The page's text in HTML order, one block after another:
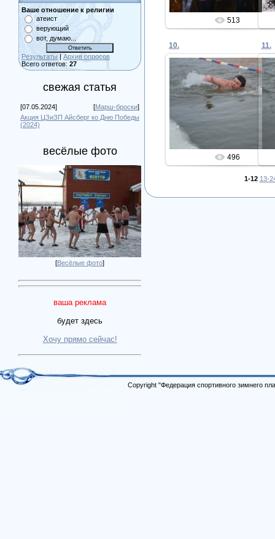
Ваше отношение к религии
атеист
верующий
вот, думаю...
Результаты | Архив опросов
Всего ответов: 27
свежая статья
[07.05.2024] [Марш-броски]
Акция ЦЗиЗП Айсберг ко Дню Победы
(2024)
весёлые фото
[Весёлые фото]
ваша реклама
будет здесь
Хочу прямо сейчас!
513
10.
29.01.2021
Admin
496
11.
1-12 13-
Copyright "Федерация спортивного зимнего